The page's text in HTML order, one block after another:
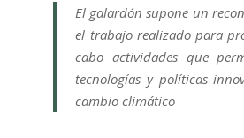
El galardón supone un
el trabajo realizado para
cabo actividades que
tecnologías y políticas
cambio climático